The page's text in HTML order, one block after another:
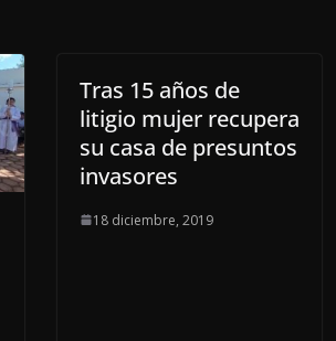
Tras 15 años de
litigio mujer recupera
su casa de presuntos
invasores
18 diciembre, 2019